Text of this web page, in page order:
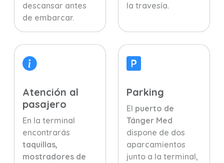
descansar antes
de embarcar.
la travesía.
Atención al
pasajero
En la terminal
encontrarás
taquillas,
mostradores de
Parking
El puerto de
Tánger Med
dispone de dos
aparcamientos
junto a la terminal,